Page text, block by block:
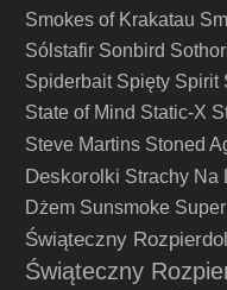
Smokes of Krakatau
Sólstafir Sonbird
Spiderbait Spięty Spirit
State of Mind Static-X
Steve Martins Stoned
Deskorolki Strachy Na
Dżem Sunsmoke
Świąteczny
Świąteczny